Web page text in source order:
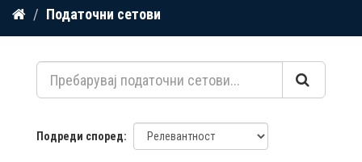
Прескокнете
содржина
Податочни сетови
Подреди според